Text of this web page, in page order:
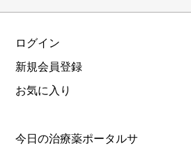
ログイン
新規会員登録
お気に入り
今日の治療薬ポータルサ